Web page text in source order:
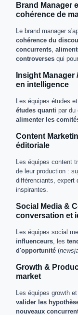
Brand Manager
cohérence de
Le brand manager
cohérence du
concurrents
controverses qui
Insight
en intelligence
Les équipes études
études quanti par du
alimenter les
Content
éditoriale
Les équipes content
de leur production :
différenciants, expert
inspirantes.
Social Media &
conversation et
Les équipes social
influenceurs , les
d'opportunité (
Growth &
market
Les équipes growth et
valider les
nouveaux